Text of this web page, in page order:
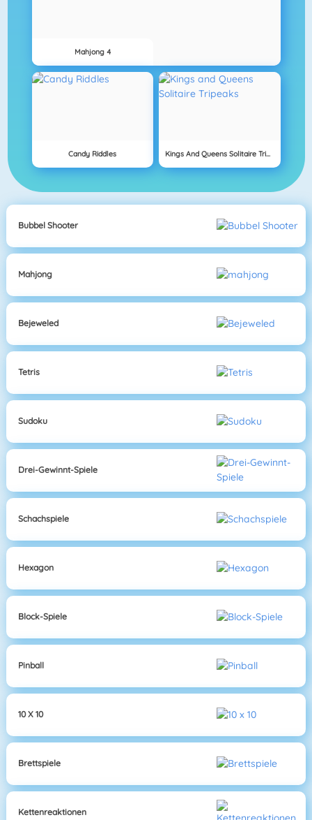
Mahjong 4
Candy Riddles Kings And Queens Solitaire Tripeaks
Bubbel Shooter
Mahjong
Bejeweled
Tetris
Sudoku
Drei-Gewinnt-Spiele
Schachspiele
Hexagon
Block-Spiele
Pinball
10 X 10
Brettspiele
Kettenreaktionen